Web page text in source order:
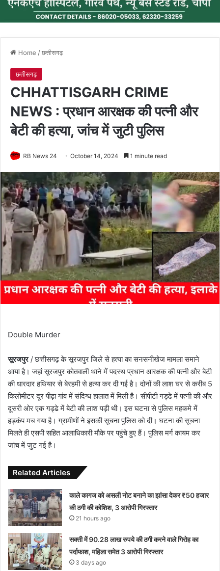
Home /छत्तीसगढ़
छत्तीसगढ़
CHHATTISGARH CRIME
NEWS : प्रधान आरक्षक की पत्नी और
बेटी की हत्या, जांच में जुटी पुलिस
RB News 24 October 14, 2024 1 minute read
Double Murder
सूरजपुर/ छत्तीसगढ़ के सूरजपुर जिले से हत्या का सनसनीखेज मामला समाने
आया है। जहां सूरजपुर कोतवाली थाने में पदस्थ प्रधान आरक्षक की पत्नी और बेटी
की धारदार हथियार से बेरहमी से हत्या कर दी गई है। दोनों की लाश घर से करीब 5
किलोमीटर दूर पीढ़ा गांव में संदिग्ध हालात में मिली है। सीपीटी गड्ढे में पत्नी की और
दूसरी ओर एक गड्ढे में बेटी की लाश पड़ी थी। इस घटना से पुलिस महकमे में
हड़कंप मच गया है। ग्रामीणों ने इसकी सूचना पुलिस को दी। घटना की सूचना
मिलते ही एसपी सहित आलाधिकारी मौके पर पहुंचे हुए हैं। पुलिस मर्ग कायम कर
जांच में जुट गई है।
Related Articles
काले कागज को असली नोट बनाने का झांसा देकर ₹50 हजार
की ठगी की कोशिश, 3 आरोपी गिरफ्तार
21 hours ago
सक्ती में 90.28 लाख रुपये की ठगी करने वाले गिरोह का
पर्दाफाश, महिला समेत 3 आरोपी गिरफ्तार
3 days ago